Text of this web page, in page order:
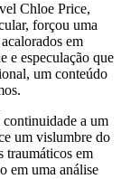
Chloe Price,
forçou uma
em
e especulação que
um conteúdo
continuidade a um
um vislumbre do
traumáticos em
em uma análise